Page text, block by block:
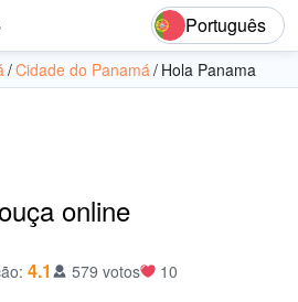
Português
Cidade do Panamá Hola Panama
online
: 4.1 579 votos 10